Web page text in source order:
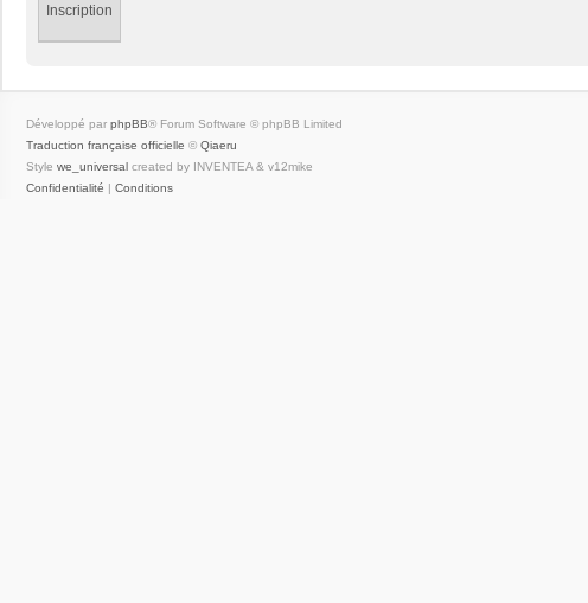
Inscription
Développé par phpBB® Forum Software © phpBB Limited
Traduction française officielle © Qiaeru
Style we_universal created by INVENTEA & v12mike
Confidentialité | Conditions